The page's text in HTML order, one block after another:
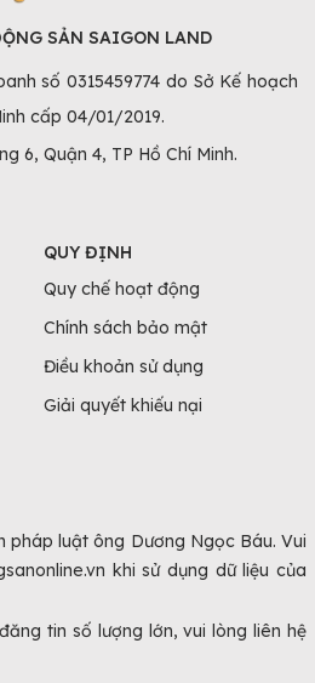
SẢN SAIGON LAND
số 0315459774 do Sở Kế hoạch
cấp 04/01/2019.
6, Quận 4, TP Hồ Chí Minh.
QUY ĐỊNH
Quy chế hoạt động
Chính sách bảo mật
Điều khoản sử dụng
Giải quyết khiếu nại
pháp luật ông Dương Ngọc Báu. Vui
khi sử dụng dữ liệu của
tin số lượng lớn, vui lòng liên hệ